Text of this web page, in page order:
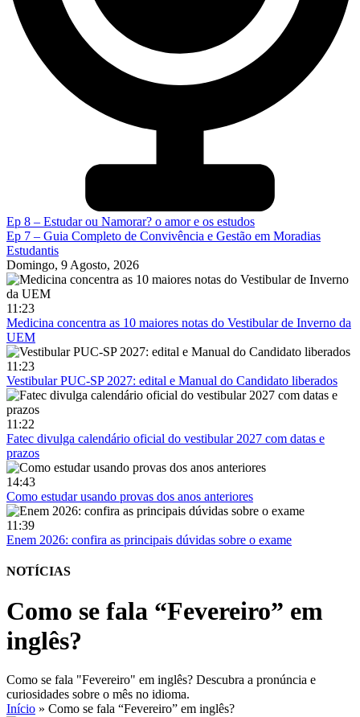
Ep 8 – Estudar ou Namorar? o amor e os estudos
Ep 7 – Guia Completo de Convivência e Gestão em Moradias
Estudantis
Domingo, 9 Agosto, 2026
11:23
Medicina concentra as 10 maiores notas do Vestibular de Inverno da
UEM
11:23
Vestibular PUC-SP 2027: edital e Manual do Candidato liberados
11:22
Fatec divulga calendário oficial do vestibular 2027 com datas e
prazos
14:43
Como estudar usando provas dos anos anteriores
11:39
Enem 2026: confira as principais dúvidas sobre o exame
NOTÍCIAS
Como se fala “Fevereiro” em
inglês?
Como se fala "Fevereiro" em inglês? Descubra a pronúncia e
curiosidades sobre o mês no idioma.
Início » Como se fala “Fevereiro” em inglês?